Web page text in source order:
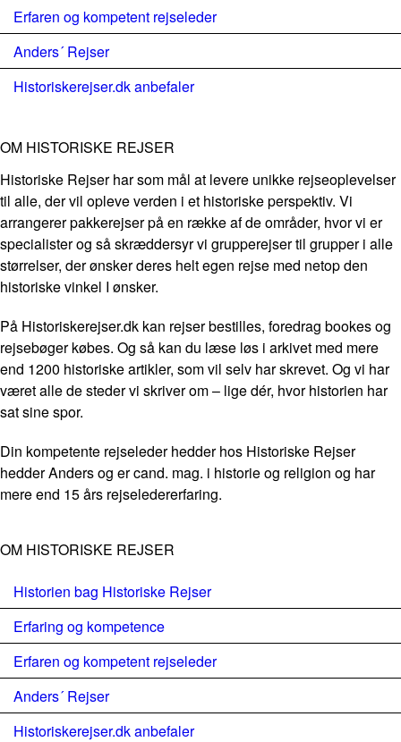
Erfaren og kompetent rejseleder
Anders´ Rejser
Historiskerejser.dk anbefaler
OM HISTORISKE REJSER
Historiske Rejser har som mål at levere unikke rejseoplevelser
til alle, der vil opleve verden i et historiske perspektiv. Vi
arrangerer pakkerejser på en række af de områder, hvor vi er
specialister og så skræddersyr vi grupperejser til grupper i alle
størrelser, der ønsker deres helt egen rejse med netop den
historiske vinkel I ønsker.
På Historiskerejser.dk kan rejser bestilles, foredrag bookes og
rejsebøger købes. Og så kan du læse løs i arkivet med mere
end 1200 historiske artikler, som vil selv har skrevet. Og vi har
været alle de steder vi skriver om – lige dér, hvor historien har
sat sine spor.
Din kompetente rejseleder hedder hos Historiske Rejser
hedder Anders og er cand. mag. i historie og religion og har
mere end 15 års rejseledererfaring.
OM HISTORISKE REJSER
Historien bag Historiske Rejser
Erfaring og kompetence
Erfaren og kompetent rejseleder
Anders´ Rejser
Historiskerejser.dk anbefaler